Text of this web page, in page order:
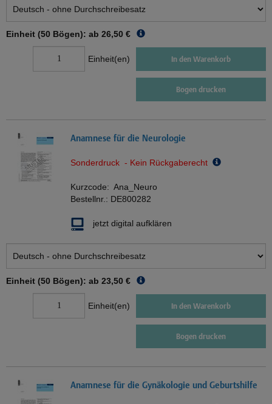
Einheit (50 Bögen): ab 26,50 €
Einheit(en) In den Warenkorb
Bogen drucken
Anamnese für die Neurologie
Sonderdruck - Kein Rückgaberecht
Kurzcode: Ana_Neuro
Bestellnr.: DE800282
jetzt digital aufklären
Einheit (50 Bögen): ab 23,50 €
Einheit(en) In den Warenkorb
Bogen drucken
Anamnese für die Gynäkologie und Geburtshilfe